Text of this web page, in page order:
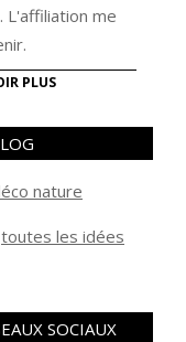
L'affiliation me
PLUS
nature
toutes les idées
SOCIAUX